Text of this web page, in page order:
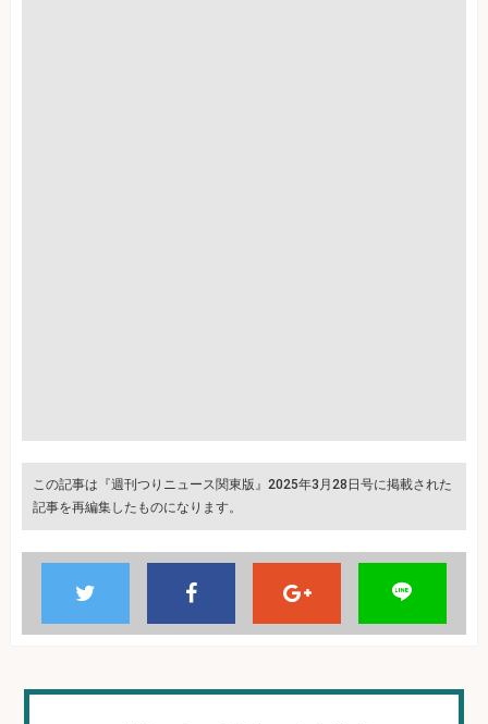
この記事は『週刊つりニュース関東版』2025年3月28日号に掲載された
記事を再編集したものになります。